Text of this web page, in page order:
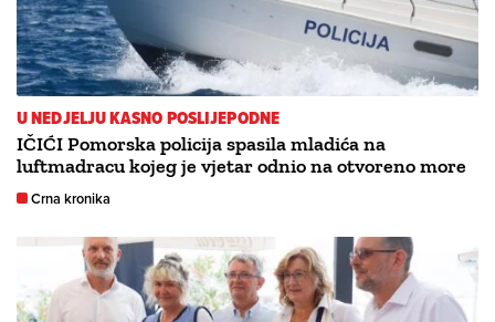
U NEDJELJU KASNO POSLIJEPODNE
IČIĆI Pomorska policija spasila mladića na
luftmadracu kojeg je vjetar odnio na otvoreno more
Crna kronika